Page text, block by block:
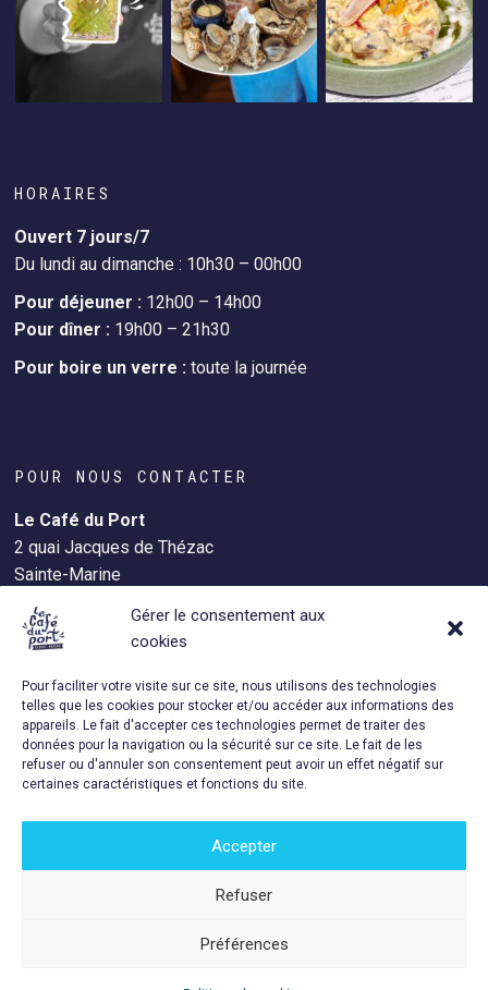
Gérer le consentement aux
cookies
Pour faciliter votre visite sur ce site, nous utilisons des technologies
telles que les cookies pour stocker et/ou accéder aux informations des
appareils. Le fait d'accepter ces technologies permet de traiter des
données pour la navigation ou la sécurité sur ce site. Le fait de les
refuser ou d'annuler son consentement peut avoir un effet négatif sur
certaines caractéristiques et fonctions du site.
Accepter
Refuser
Préférences
HORAIRES
Ouvert 7 jours/7
Du lundi au dimanche : 10h30 – 00h00
Pour déjeuner : 12h00 – 14h00
Pour dîner : 19h00 – 21h30
Pour boire un verre : toute la journée
POUR NOUS CONTACTER
Le Café du Port
2 quai Jacques de Thézac
Sainte-Marine
+33 (0)2.98.56.44.36.
RETROUVEZ-NOUS AUSSI SUR…
instagramfacebook